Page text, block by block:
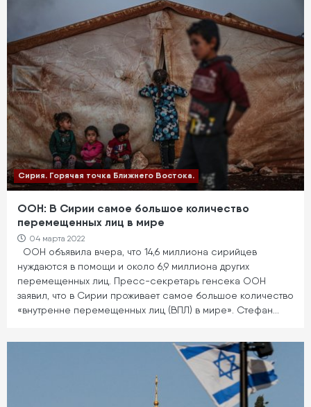
Сирия. Горячая точка Ближнего Востока.
ООН: В Сирии самое большое количество
перемещенных лиц в мире
04 марта 2022
ООН объявила вчера, что 14,6 миллиона сирийцев
нуждаются в помощи и около 6,9 миллиона других
перемещенных лиц. Пресс-секретарь генсека ООН
заявил, что в Сирии проживает самое большое количество
«внутренне перемещенных лиц (ВПЛ) в мире». Стефан…